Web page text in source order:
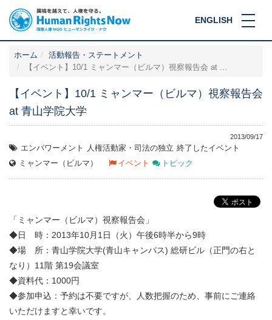
ENGLISH
ホーム
活動報告・ステートメント
【イベント】10/1 ミャンマー（ビルマ）視察報告会 at ...
【イベント】10/1 ミャンマー（ビルマ）視察報告会
at 青山学院大学
2013/09/17
エンパワーメント 人権活動家・司法の独立 終了したイベント
ミャンマー（ビルマ）
イベント トピック
「ミャンマー（ビルマ）視察報告会」
◆日 時：2013年10月1日（火）午後6時半から9時
◆場 所：青山学院大学(青山キャンパス) 総研ビル（正門の右と
なり）11階 第19会議室
◆資料代：1000円
◆参加申込：予約は不要ですが、人数把握のため、事前にご連絡
いただけますと幸いです。